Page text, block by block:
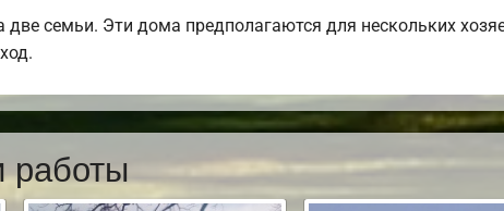
семьи. Эти дома предполагаются для нескольких